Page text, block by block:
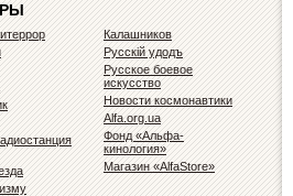
Калашников
Русскiй удодъ
Русское боевое
искусство
Новости космонавтики
Alfa.org.ua
Фонд «Альфа-
кинология»
Магазин «AlfaStore»